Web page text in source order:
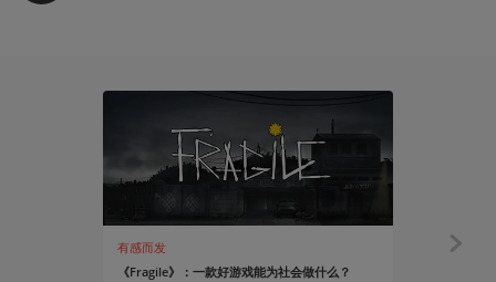
有感而发
《Fragile》：一款好游戏能为社会做什么？
有感而发